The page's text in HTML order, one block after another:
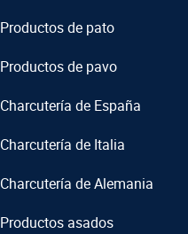
Productos de pato
Productos de pavo
Charcutería de España
Charcutería de Italia
Charcutería de Alemania
Productos asados